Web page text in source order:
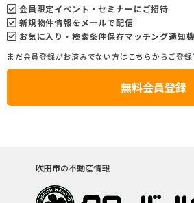
会員限定イベント・セミナーにご招待
新規物件情報をメールで配信
お気に入り・検索条件保存マッチング通知
まだ会員登録がお済みでない方はこちらからご登録
無料会員登録
吹田市の不動産情報